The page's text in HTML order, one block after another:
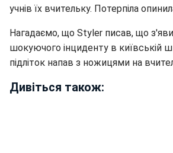
учнів їх вчительку. Потерпіла
Нагадаємо, що Styler писав, що
шокуючого інциденту в київській
підліток напав з ножицями на
Дивіться також: